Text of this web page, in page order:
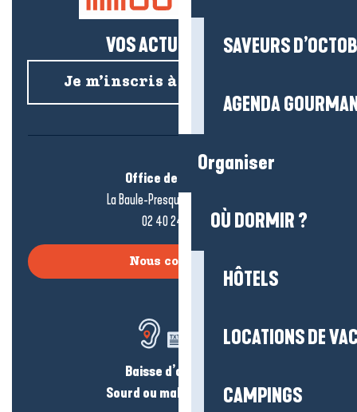
SAVEURS
AGENDA
Organiser
OÙ DORMIR ?
HÔTELS
LOCATIONS DE
CAMPINGS
VOS ACTUS SALÉES !
Je m’inscris à la newsletter
Office de tourisme
La Baule-Presqu’île de Guérande
02 40 24 34 44
Nous contacter
Baisse d’audition ?
Sourd ou malentendant ?